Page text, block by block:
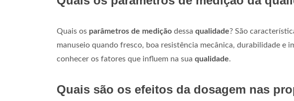
Quais os parâmetros de medição dessa qualidade? São
manuseio quando fresco, boa resistência mecânica, durabilidade e
conhecer os fatores que influem na sua qualidade.
Quais são os efeitos da dosagem nas